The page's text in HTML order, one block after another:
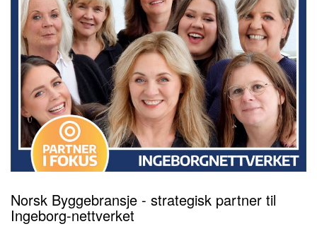
Norsk Byggebransje - strategisk partner til
Ingeborg-nettverket